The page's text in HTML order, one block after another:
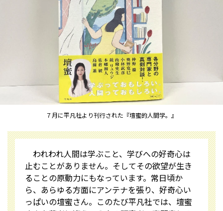
７月に平凡社より刊行された『壇蜜的人間学。』
われわれ人間は学ぶこと、学びへの好奇心は
止むことがありません。そしてその欲望が生き
ることの原動力にもなっています。常日頃か
ら、あらゆる方面にアンテナを張り、好奇心い
っぱいの壇蜜さん。このたび平凡社では、壇蜜